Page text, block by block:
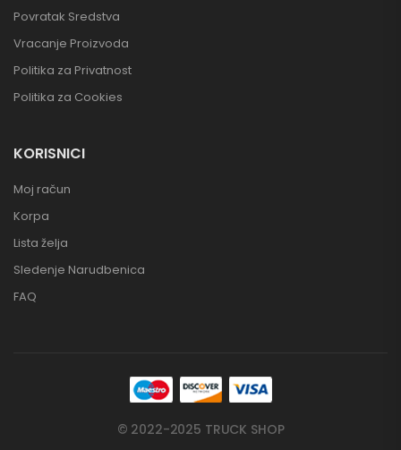
Povratak Sredstva
Vracanje Proizvoda
Politika za Privatnost
Politika za Cookies
KORISNICI
Moj račun
Korpa
Lista želja
Sledenje Narudbenica
FAQ
© 2022-2025 TRUCK SHOP